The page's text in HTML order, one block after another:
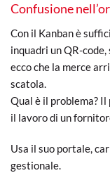
Confusione
Con il Kanban è
inquadri un QR-
ecco che la merce
scatola.
Qual è il problema?
il lavoro di un
Usa il suo portale,
gestionale.